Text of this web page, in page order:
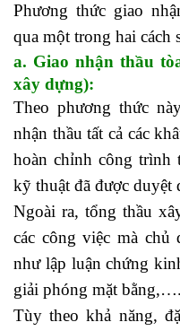
Phương thức giao
qua một trong hai cách
a. Giao nhận thầu
xây dựng):
Theo phương thức
nhận thầu tất cả các
hoàn chỉnh công trình
kỹ thuật đã được duyệt
Ngoài ra, tổng thầu
các công việc mà chủ
như lập luận chứng
giải phóng mặt bằng,….
Tùy theo khả năng,